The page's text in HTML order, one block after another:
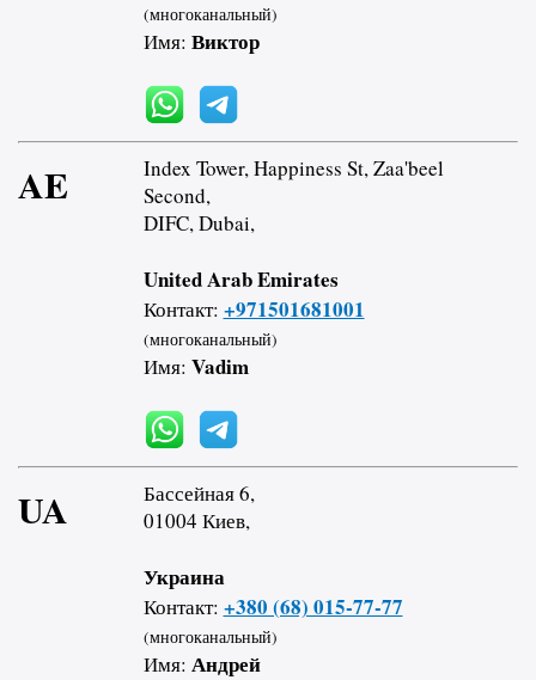
(многоканальный)
Имя: Виктор
AE
Index Tower, Happiness St, Zaa'beel
Second,
DIFC, Dubai,
United Arab Emirates
Контакт: +971501681001
(многоканальный)
Имя: Vadim
UA
Бассейная 6,
01004 Киев,
Украина
Контакт: +380 (68) 015-77-77
(многоканальный)
Имя: Андрей